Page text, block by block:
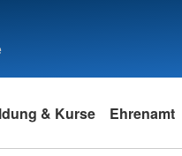
& Kurse Ehrenamt